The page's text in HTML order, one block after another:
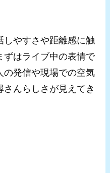
しやすさや距離感に触
ずはライブ中の表情で
の発信や現場での空気
んらしさが見えてき